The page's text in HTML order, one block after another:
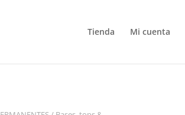
Tienda Mi cuenta